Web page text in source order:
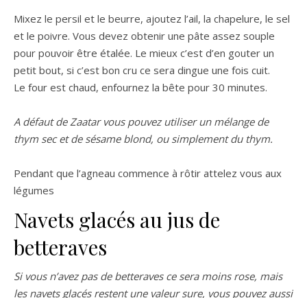
Mixez le persil et le beurre, ajoutez l’ail, la chapelure, le sel
et le poivre. Vous devez obtenir une pâte assez souple
pour pouvoir être étalée. Le mieux c’est d’en gouter un
petit bout, si c’est bon cru ce sera dingue une fois cuit.
Le four est chaud, enfournez la bête pour 30 minutes.
A défaut de Zaatar vous pouvez utiliser un mélange de
thym sec et de sésame blond, ou simplement du thym.
Pendant que l’agneau commence à rôtir attelez vous aux
légumes
Navets glacés au jus de
betteraves
Si vous n’avez pas de betteraves ce sera moins rose, mais
les navets glacés restent une valeur sure, vous pouvez aussi